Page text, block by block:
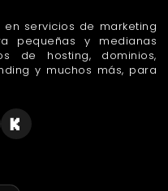
servicios de marketing
pequeñas y medianas
de hosting, dominios,
y muchos más, para